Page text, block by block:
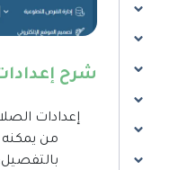
شرح
إعدادات
من يمكنه
بالتفصيل